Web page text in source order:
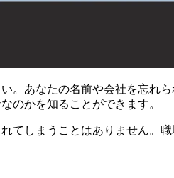
あなたの名前や会社を忘れ
のかを知ることができます。
てしまうことはありません。